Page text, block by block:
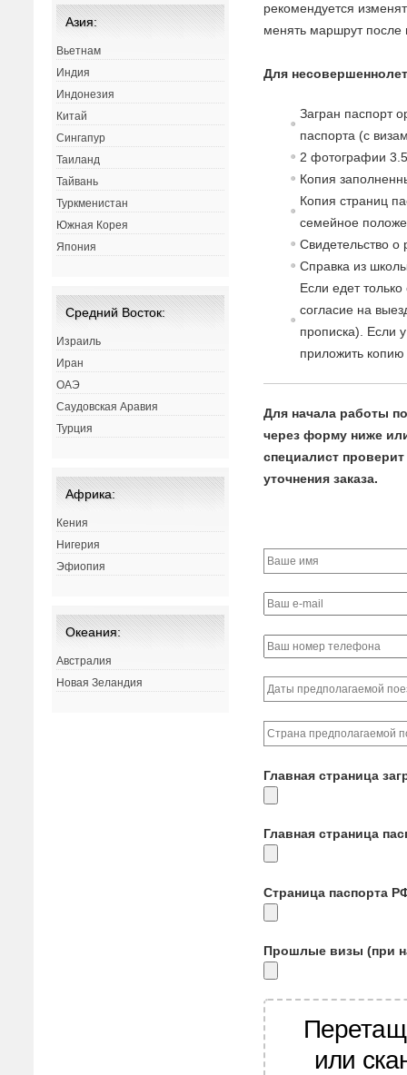
рекомендуется
менять маршрут после
Для
Загран паспорт
паспорта (с в
2 фотографии
Копия
Копия страниц
семейное
Свидетельство о
Справка из
Если едет
согласие на в
прописка). Если
приложить
Для начала работы
через форму ниже
специалист
уточнения заказа.
Главная страница
Главная страница
Страница паспорта
Прошлые визы (при
или
Азия:
Вьетнам
Индия
Индонезия
Китай
Сингапур
Таиланд
Тайвань
Туркменистан
Южная Корея
Япония
Средний Восток:
Израиль
Иран
ОАЭ
Саудовская Аравия
Турция
Африка:
Кения
Нигерия
Эфиопия
Океания:
Австралия
Новая Зеландия